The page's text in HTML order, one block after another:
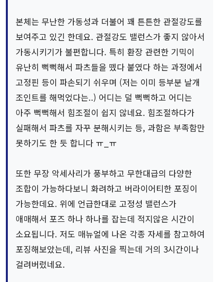
본체는 무난한 가동성과 더불어 꽤 튼튼한 관절강도를
보여주고 있긴 한데요. 관절강도 밸런스가 좋지 않아서
가동시키기가 불편합니다. 특히 환장 관련한 기믹이
유난히 뻑뻑해서 파츠들을 뗐다 붙였다 하는 과정에서
고정핀 등이 파손되기 쉬우며 (저는 이미 등부분 날개
조인트를 해먹었다는..) 어디는 덜 뻑뻑하고 어디는
아주 뻑뻑해서 힘조절이 쉽지 않네요. 힘조절하다가
실패해서 파츠를 자꾸 분해시키는 등, 과함은 부족함만
못하기도 한 듯 합니다 ㅠ_ㅠ
또한 무장 악세사리가 풍부하고 무한대급의 다양한
조합이 가능하다보니 화려하고 버라이어티한 포징이
가능한데요. 위에 언급한대로 고정성 밸런스가
애매해서 포즈 하나 하나를 잡는데 적지않은 시간이
소요됩니다. 저도 매뉴얼에 나온 각종 자세를 참고하여
포징해보았는데, 리뷰 사진을 찍는데 거의 3시간이나
걸려버렸네요.